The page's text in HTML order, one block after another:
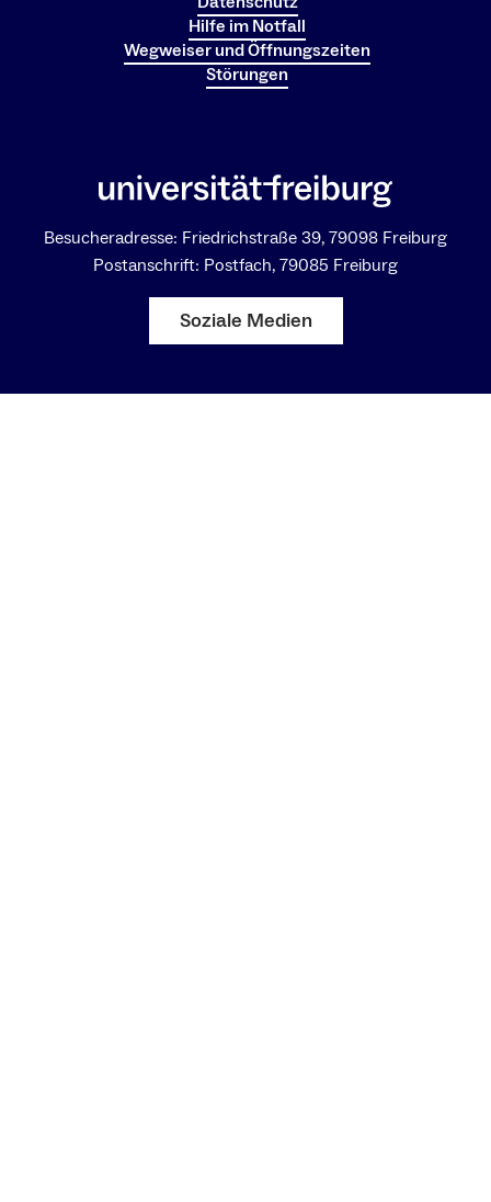
Hilfe im Notfall
Wegweiser und Öffnungszeiten
Störungen
Besucheradresse: Friedrichstraße 39, 79098 Freiburg
Postanschrift: Postfach, 79085 Freiburg
Soziale Medien